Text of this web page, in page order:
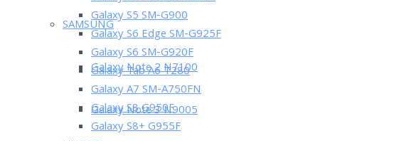
SAMSUNG
Galaxy Note 2 N7100
Galaxy Note 3 N9005
Galaxy S5 SM-G900
Galaxy S6 Edge SM-G925F
Galaxy S6 SM-G920F
Galaxy Tab A6 T280
Galaxy A7 SM-A750FN
Galaxy S8 G950F
Galaxy S8+ G955F